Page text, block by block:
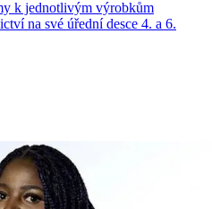
k jednotlivým výrobkům
na své úřední desce 4. a 6.